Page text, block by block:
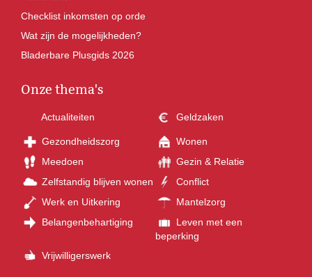
Checklist inkomsten op orde
Wat zijn de mogelijkheden?
Bladerbare Plusgids 2026
Onze thema's
Actualiteiten Geldzaken
Gezondheidszorg
Wonen
Meedoen
Gezin & Relatie
Zelfstandig blijven wonen
Conflict
Werk en Uitkering
Mantelzorg
Belangenbehartiging
Leven met een
beperking
Vrijwilligerswerk